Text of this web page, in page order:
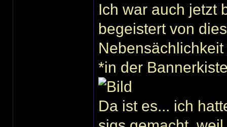
Ich war auch jetzt
begeistert von
Nebensächlichkeit
*in der
Da ist es... ich